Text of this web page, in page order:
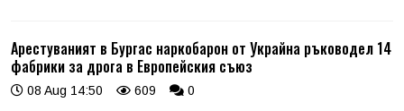
Арестуваният в Бургас наркобарон от Украйна ръководел 14
фабрики за дрога в Европейския съюз
08 Aug 14:50 609 0